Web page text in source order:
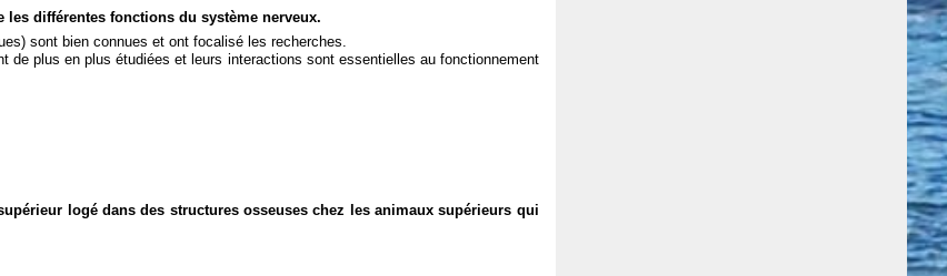
les différentes fonctions du système nerveux.
sont bien connues et ont focalisé les recherches.
de plus en plus étudiées et leurs interactions sont essentielles au fonctionnement
logé dans des structures osseuses chez les animaux supérieurs qui